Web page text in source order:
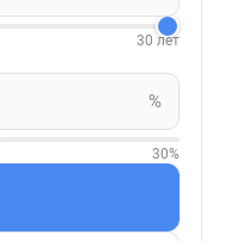
30 лет
%
30%